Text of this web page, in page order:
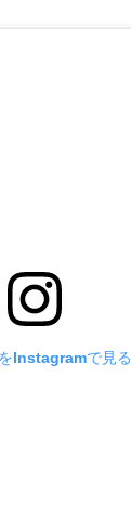
Instagramで見る